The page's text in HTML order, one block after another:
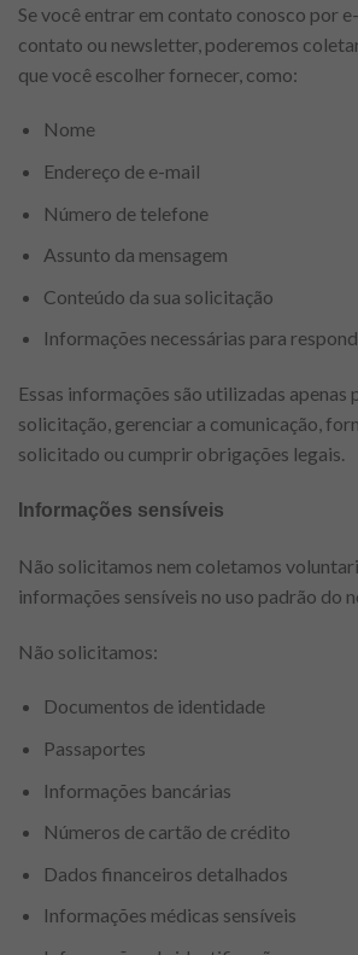
Se você entrar em contato conosco por
contato ou newsletter, poderemos
que você escolher fornecer, como:
Nome
Endereço de e-mail
Número de telefone
Assunto da mensagem
Conteúdo da sua solicitação
Informações necessárias para
Essas informações são utilizadas apenas
solicitação, gerenciar a comunicação,
solicitado ou cumprir obrigações legais.
Informações sensíveis
Não solicitamos nem coletamos
informações sensíveis no uso padrão do
Não solicitamos:
Documentos de identidade
Passaportes
Informações bancárias
Números de cartão de crédito
Dados financeiros detalhados
Informações médicas sensíveis